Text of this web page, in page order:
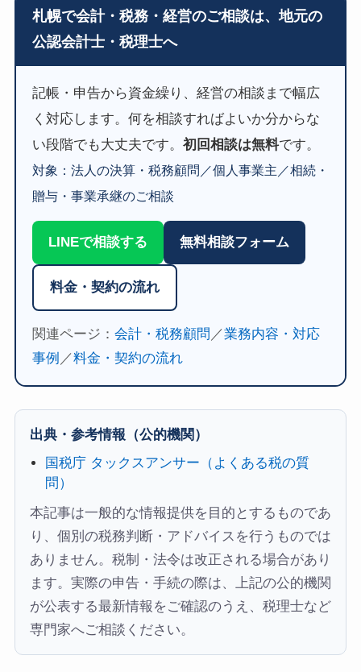
札幌で会計・税務・経営のご相談は、地元の
公認会計士・税理士へ
記帳・申告から資金繰り、経営の相談まで幅広
く対応します。何を相談すればよいか分からな
い段階でも大丈夫です。 初回相談は無料です。
対象：法人の決算・税務顧問／個人事業主／相続・
贈与・事業承継のご相談
LINEで相談する 無料相談フォーム
料金・契約の流れ
関連ページ： 会計・税務顧問 ／業務内容・対応
事例 ／料金・契約の流れ
出典・参考情報（公的機関）
国税庁 タックスアンサー（よくある税の質
問）
本記事は一般的な情報提供を目的とするものであ
り、個別の税務判断・アドバイスを行うものでは
ありません。税制・法令は改正される場合があり
ます。実際の申告・手続の際は、上記の公的機関
が公表する最新情報をご確認のうえ、税理士など
専門家へご相談ください。